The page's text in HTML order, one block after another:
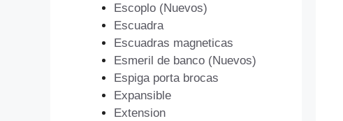
Escoplo (Nuevos)
Escuadra
Escuadras magneticas
Esmeril de banco (Nuevos)
Espiga porta brocas
Expansible
Extension